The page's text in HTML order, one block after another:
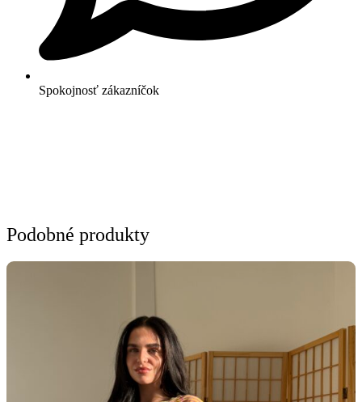
Spokojnosť zákazníčok
Podobné produkty